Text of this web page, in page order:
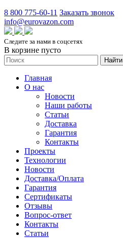
8 800 775-60-11 Заказать звонок
info@eurovazon.com
Следите за нами в соцсетях
В корзине пусто
Найти
Главная
О нас
Новости
Наши работы
Статьи
Доставка
Гарантия
Контакты
Проекты
Технологии
Новости
Доставка/Оплата
Гарантия
Сертификаты
Отзывы
Вопрос-ответ
Контакты
Статьи